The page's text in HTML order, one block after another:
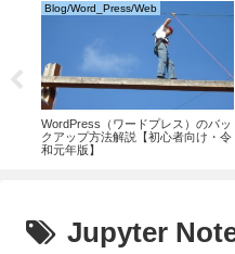
Blog/Word_Press/Web
WordPress（ワードプレス）のバッ
クアップ方法解説【初心者向け・令
和元年版】
Jupyter